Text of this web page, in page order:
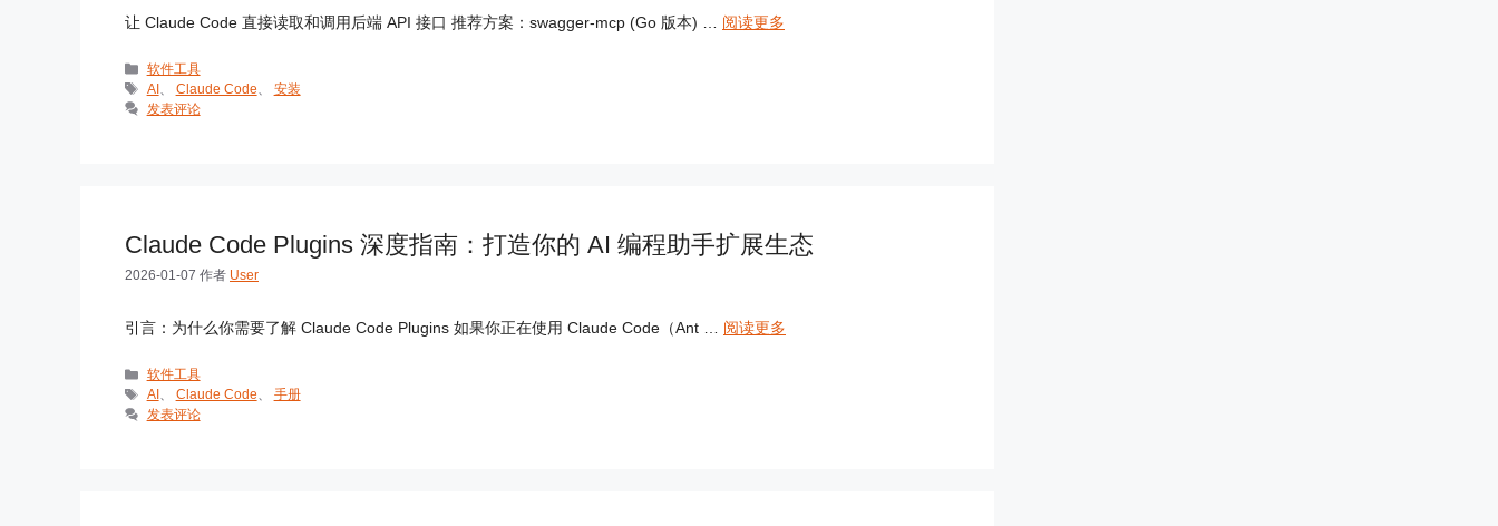
让 Claude Code 直接读取和调用后端 API 接口 推荐方案：swagger-mcp (Go 版本) … 阅读更多
分
类
软件工具
标
签
AI 、 Claude Code、 安装
发表评论
Claude Code Plugins 深度指南：打造你的 AI 编程助手扩展生态
2026-01-07 作者 User
引言：为什么你需要了解 Claude Code Plugins 如果你正在使用 Claude Code（Ant … 阅读更多
分
类
软件工具
标
签
AI 、 Claude Code、 手册
发表评论